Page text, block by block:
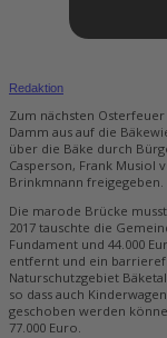
Redaktion
Zum nächsten
Damm aus auf die
über die Bäke durch
Casperson, Frank Musiol
Brinkmnann freigegeben.
Die marode Brücke
2017 tauschte die
Fundament und 44.000
entfernt und ein
Naturschutzgebiet
so dass auch
geschoben werden
77.000 Euro.